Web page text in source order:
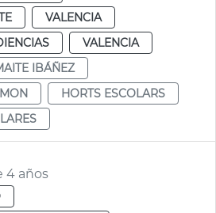
VALENCIA
VALENCIA
IBÁÑEZ
HORTS ESCOLARS
4 años